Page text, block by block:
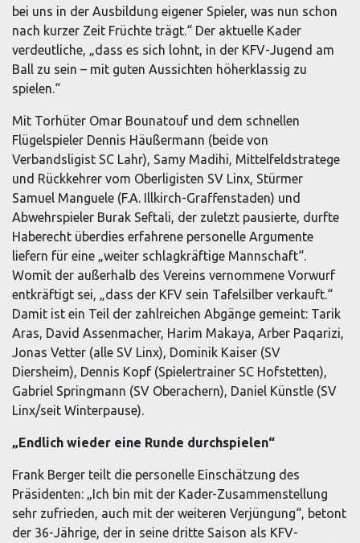
bei uns in der Ausbildung eigener Spieler, was nun schon
nach kurzer Zeit Früchte trägt.“ Der aktuelle Kader
verdeutliche, „dass es sich lohnt, in der KFV-Jugend am
Ball zu sein – mit guten Aussichten höherklassig zu
spielen.“
Mit Torhüter Omar Bounatouf und dem schnellen
Flügelspieler Dennis Häußermann (beide von
Verbandsligist SC Lahr), Samy Madihi, Mittelfeldstratege
und Rückkehrer vom Oberligisten SV Linx, Stürmer
Samuel Manguele (F.A. Illkirch-Graffenstaden) und
Abwehrspieler Burak Seftali, der zuletzt pausierte, durfte
Haberecht überdies erfahrene personelle Argumente
liefern für eine „weiter schlagkräftige Mannschaft“.
Womit der außerhalb des Vereins vernommene Vorwurf
entkräftigt sei, „dass der KFV sein Tafelsilber verkauft.“
Damit ist ein Teil der zahlreichen Abgänge gemeint: Tarik
Aras, David Assenmacher, Harim Makaya, Arber Paqarizi,
Jonas Vetter (alle SV Linx), Dominik Kaiser (SV
Diersheim), Dennis Kopf (Spielertrainer SC Hofstetten),
Gabriel Springmann (SV Oberachern), Daniel Künstle (SV
Linx/seit Winterpause).
„Endlich wieder eine Runde durchspielen“
Frank Berger teilt die personelle Einschätzung des
Präsidenten: „Ich bin mit der Kader-Zusammenstellung
sehr zufrieden, auch mit der weiteren Verjüngung“, betont
der 36-Jährige, der in seine dritte Saison als KFV-